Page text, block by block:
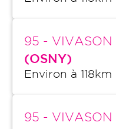
95 - VIVASON
(OSNY)
Environ à 118km
95 - VIVASON